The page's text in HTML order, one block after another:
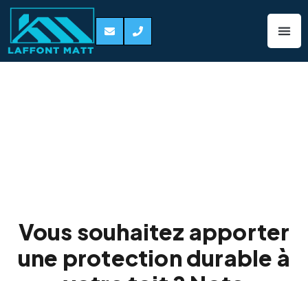
Vous souhaitez apporter
une protection durable à